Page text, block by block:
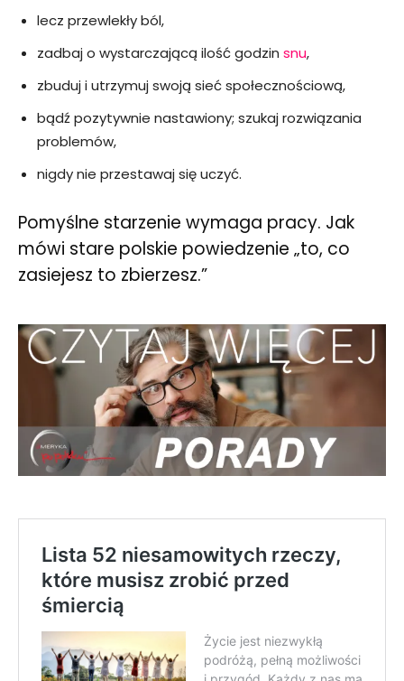
lecz przewlekły ból,
zadbaj o wystarczającą ilość godzin snu,
zbuduj i utrzymuj swoją sieć społecznościową,
bądź pozytywnie nastawiony; szukaj rozwiązania
problemów,
nigdy nie przestawaj się uczyć.
Pomyślne starzenie wymaga pracy. Jak
mówi stare polskie powiedzenie „to, co
zasiejesz to zbierzesz.”